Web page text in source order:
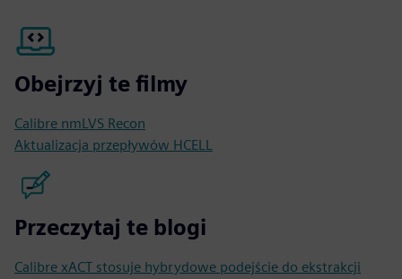
Obejrzyj te filmy
Calibre nmLVS Recon
Aktualizacja przepływów HCELL
Przeczytaj te blogi
Calibre xACT stosuje hybrydowe podejście do ekstrakcji